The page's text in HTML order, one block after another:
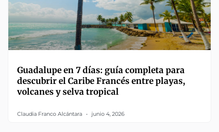
Guadalupe en 7 días: guía completa para
descubrir el Caribe Francés entre playas,
volcanes y selva tropical
Claudia Franco Alcántara junio 4, 2026